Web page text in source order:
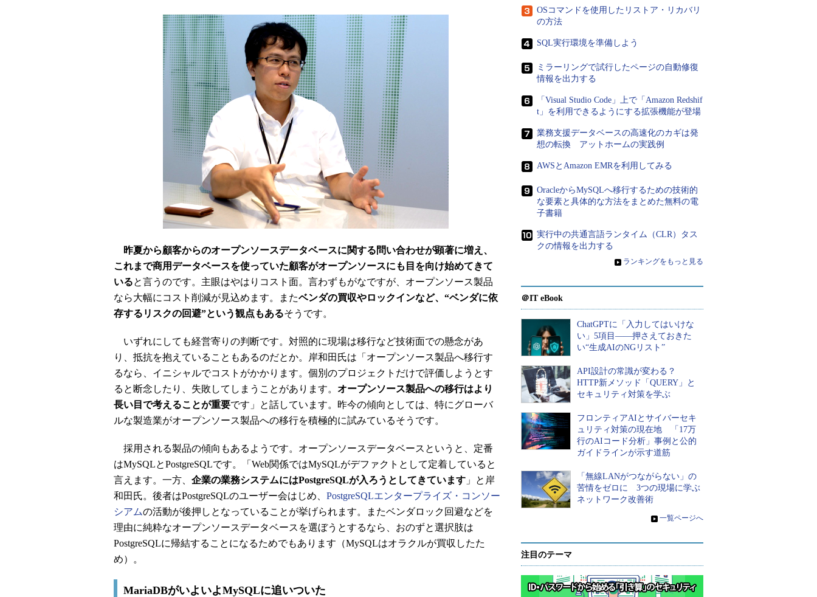
昨夏から顧客からのオープンソースデータベースに関する問い合わせが顕著に増え、
これまで商用データベースを使っていた顧客がオープンソースにも目を向け始めてきて
いると言うのです。主眼はやはりコスト面。言わずもがなですが、オープンソース製品
なら大幅にコスト削減が見込めます。またベンダの買収やロックインなど、“ベンダに依
存するリスクの回避”という観点もあるそうです。
いずれにしても経営寄りの判断です。対照的に現場は移行など技術面での懸念があ
り、抵抗を抱えていることもあるのだとか。岸和田氏は「オープンソース製品へ移行す
るなら、イニシャルでコストがかかります。個別のプロジェクトだけで評価しようとす
ると断念したり、失敗してしまうことがあります。 オープンソース製品への移行はより
長い目で考えることが重要です」と話しています。昨今の傾向としては、特にグローバ
ルな製造業がオープンソース製品への移行を積極的に試みているそうです。
採用される製品の傾向もあるようです。オープンソースデータベースというと、定番
はMySQLとPostgreSQLです。「Web関係ではMySQLがデファクトとして定着していると
言えます。一方、 企業の業務システムにはPostgreSQLが入ろうとしてきています 」と岸
和田氏。後者はPostgreSQLのユーザー会はじめ、 PostgreSQLエンタープライズ・コンソー
シアムの活動が後押しとなっていることが挙げられます。またベンダロック回避などを
理由に純粋なオープンソースデータベースを選ぼうとするなら、おのずと選択肢は
PostgreSQLに帰結することになるためでもあります（MySQLはオラクルが買収したた
め）。
MariaDBがいよいよMySQLに追いついた
OSコマンドを使用したリストア・リカバリ
の方法
SQL実行環境を準備しよう
ミラーリングで試行したページの自動修復
情報を出力する
「Visual Studio Code」上で「Amazon Redshif
t」を利用できるようにする拡張機能が登場
業務支援データベースの高速化のカギは発
想の転換 アットホームの実践例
AWSとAmazon EMRを利用してみる
OracleからMySQLへ移行するための技術的
な要素と具体的な方法をまとめた無料の電
子書籍
実行中の共通言語ランタイム（CLR）タス
クの情報を出力する
» ランキングをもっと見る
＠IT eBook
ChatGPTに「入力してはいけな
い」5項目――押さえておきた
い“生成AIのNGリスト”
API設計の常識が変わる？
HTTP新メソッド「QUERY」と
セキュリティ対策を学ぶ
フロンティアAIとサイバーセキ
ュリティ対策の現在地 「17万
行のAIコード分析」事例と公的
ガイドラインが示す道筋
「無線LANがつながらない」の
苦情をゼロに 3つの現場に学ぶ
ネットワーク改善術
» 一覧ページへ
注目のテーマ